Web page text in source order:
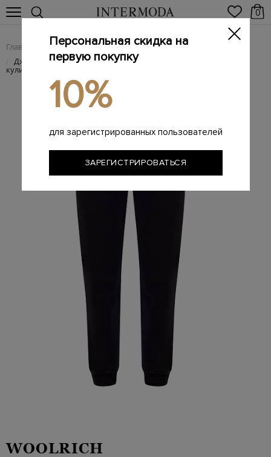
0
Главная Женщинам / Женская одежда / Женские брюки
/ Джоггеры из хлопкового футера с эластичным поясом на
кулиске
WOOLRICH
Персональная скидка на
первую покупку
10%
для зарегистрированных пользователей
ЗАРЕГИСТРИРОВАТЬСЯ